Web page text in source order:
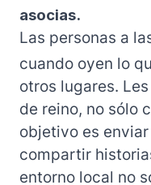
asocias.
Las personas a
cuando oyen lo
otros lugares.
de reino, no sólo
objetivo es
compartir
entorno local no